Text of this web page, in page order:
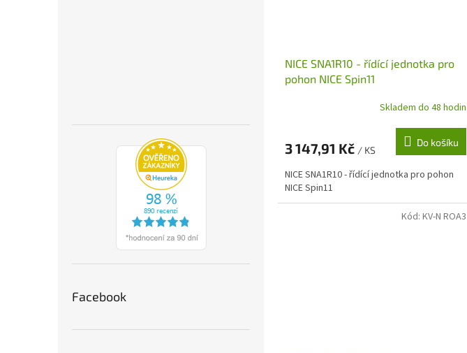
Facebook
NICE SNA1R10 - řídící jednotka pro
pohon NICE Spin11
Skladem do 48 hodin
3 147,91 Kč / KS
Do košíku
NICE SNA1R10 - řídící jednotka pro pohon
NICE Spin11
Kód: KV-N ROA3